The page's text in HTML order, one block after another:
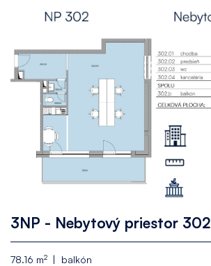
3NP - Nebytový priestor 302
78.16 m2 balkón